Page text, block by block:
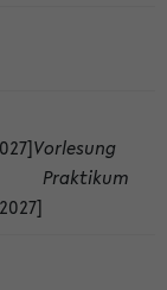
Vorlesung
Praktikum